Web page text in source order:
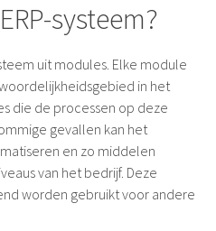
systeem?
uit modules. Elke module
in het
die de processen op deze
gevallen kan het
en zo middelen
van het bedrijf. Deze
worden gebruikt voor andere